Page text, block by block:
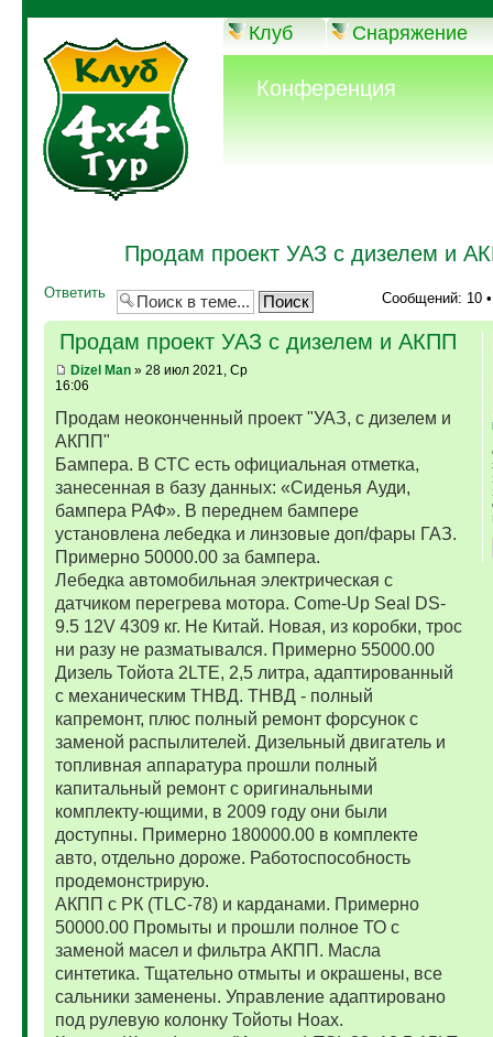
Клуб Снаряжение
Конференция
Продам проект УАЗ с дизелем и
Ответить Сообщений: 10
Продам проект УАЗ с дизелем и АКПП
Dizel Man» 28 июл 2021, Ср
16:06
Продам неоконченный проект "УАЗ, с дизелем и
АКПП"
Бампера. В СТС есть официальная отметка,
занесенная в базу данных: «Сиденья Ауди,
бампера РАФ». В переднем бампере
установлена лебедка и линзовые доп/фары ГАЗ.
Примерно 50000.00 за бампера.
Лебедка автомобильная электрическая с
датчиком перегрева мотора. Come-Up Seal DS-
9.5 12V 4309 кг. Не Китай. Новая, из коробки, трос
ни разу не разматывался. Примерно 55000.00
Дизель Тойота 2LTE, 2,5 литра, адаптированный
с механическим ТНВД. ТНВД - полный
капремонт, плюс полный ремонт форсунок с
заменой распылителей. Дизельный двигатель и
топливная аппаратура прошли полный
капитальный ремонт с оригинальными
комплекту-ющими, в 2009 году они были
доступны. Примерно 180000.00 в комплекте
авто, отдельно дороже. Работоспособность
продемонстрирую.
АКПП с РК (TLC-78) и карданами. Примерно
50000.00 Промыты и прошли полное ТО с
заменой масел и фильтра АКПП. Масла
синтетика. Тщательно отмыты и окрашены, все
сальники заменены. Управление адаптировано
под рулевую колонку Тойоты Ноах.